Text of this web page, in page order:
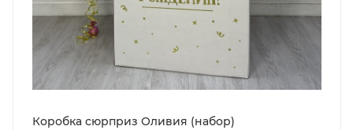
Коробка сюрприз Оливия (набор)